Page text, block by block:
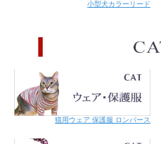
小型犬カラーリード
猫用ウェア 保護服 ロンパース